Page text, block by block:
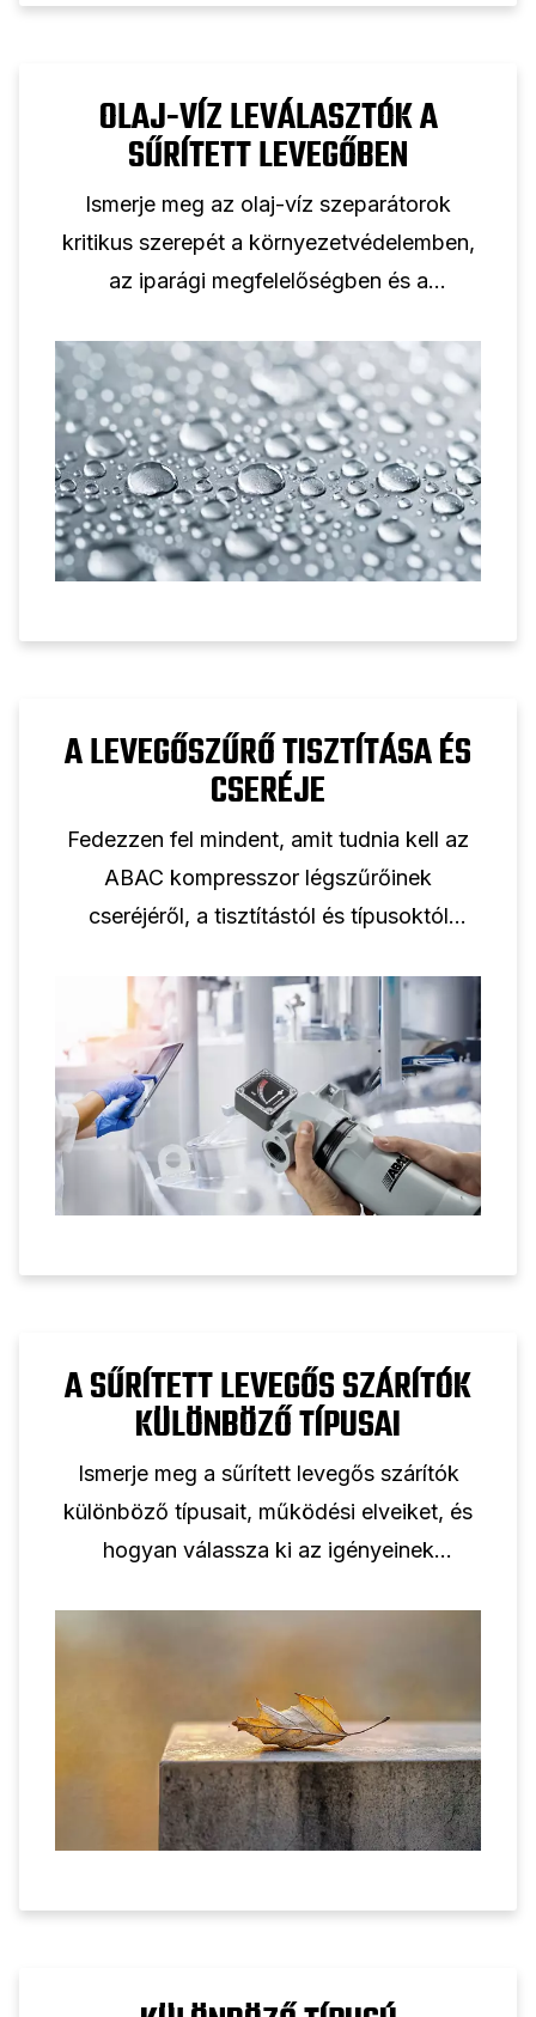
OLAJ-VÍZ LEVÁLASZTÓK A
SŰRÍTETT LEVEGŐBEN
Ismerje meg az olaj-víz szeparátorok
kritikus szerepét a környezetvédelemben,
az iparági megfelelőségben és a
meg funkcióikat és alkalmazásaikat.
A LEVEGŐSZŰRŐ TISZTÍTÁSA ÉS
CSERÉJE
Fedezzen fel mindent, amit tudnia kell az
ABAC kompresszor légszűrőinek
cseréjéről, a tisztítástól és típusoktól
karbantartási tippekig.
A SŰRÍTETT LEVEGŐS SZÁRÍTÓK
KÜLÖNBÖZŐ TÍPUSAI
Ismerje meg a sűrített levegős szárítók
különböző típusait, működési elveiket, és
hogyan válassza ki az igényeinek